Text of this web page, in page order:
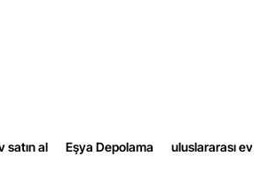
Sinop
satın al Eşya Depolama uluslararası